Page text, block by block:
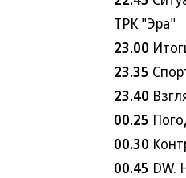
ТРК "Эра"
23.00
23.35
23.40
00.25
00.30
00.45 DW.